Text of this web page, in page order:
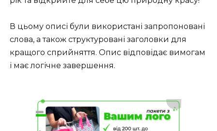
В цьому описі були використані запропоновані
слова, а також структуровані заголовки для
кращого сприйняття. Опис відповідає вимогам
і має логічне завершення.